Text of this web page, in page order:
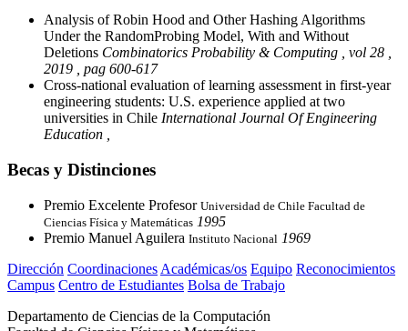
Analysis of Robin Hood and Other Hashing Algorithms
Under the RandomProbing Model, With and Without
Deletions Combinatorics Probability & Computing , vol 28 ,
2019 , pag 600-617
Cross-national evaluation of learning assessment in first-year
engineering students: U.S. experience applied at two
universities in Chile International Journal Of Engineering
Education ,
Becas y Distinciones
Premio Excelente Profesor Universidad de Chile Facultad de
Ciencias Física y Matemáticas 1995
Premio Manuel Aguilera Instituto Nacional 1969
Dirección Coordinaciones Académicas/os Equipo Reconocimientos
Campus Centro de Estudiantes Bolsa de Trabajo
Departamento de Ciencias de la Computación